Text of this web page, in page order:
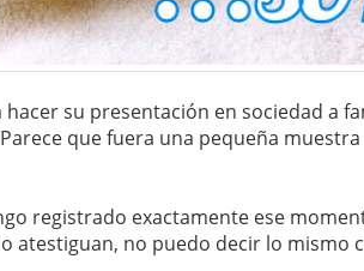
hacer su presentación en sociedad a
que fuera una pequeña
registrado exactamente ese
atestiguan, no puedo decir lo mismo